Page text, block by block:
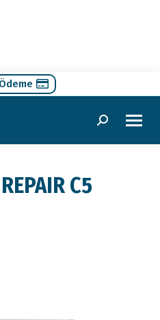
Search:
C5